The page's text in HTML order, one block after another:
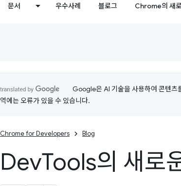
문서 우수사례 블로그 Chrome의 새
Google은 AI 기술을 사용하여 콘텐츠
역에는 오류가 있을 수 있습니다.
Chrome for Developers Blog
DevTools의 새로